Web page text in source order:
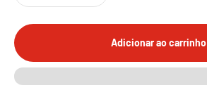
Adicionar ao carrinho